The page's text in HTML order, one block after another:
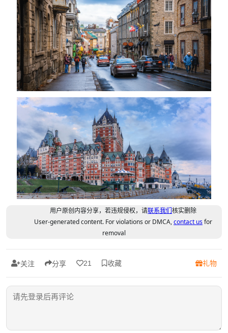
用户原创内容分享，若违规侵权，请联系我们核实删除
User-generated content. For violations or DMCA,contact usfor
removal
关注 分享 21 收藏 礼物